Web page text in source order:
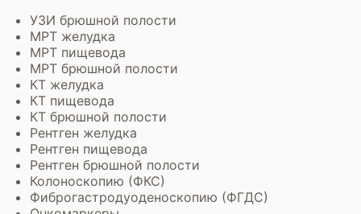
УЗИ брюшной полости
МРТ желудка
МРТ пищевода
МРТ брюшной полости
КТ желудка
КТ пищевода
КТ брюшной полости
Рентген желудка
Рентген пищевода
Рентген брюшной полости
Колоноскопию (ФКС)
Фиброгастродуоденоскопию (ФГДС)